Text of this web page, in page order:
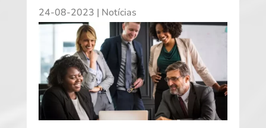
24-08-2023 | Notícias